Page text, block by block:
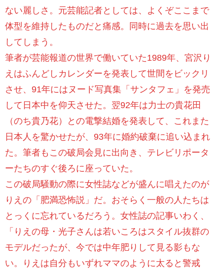
ない麗しさ。元芸能記者としては、よくぞここまで
体型を維持したものだと痛感。同時に過去を思い出
してしまう。
筆者が芸能報道の世界で働いていた1989年、宮沢り
えはふんどしカレンダーを発表して世間をビックリ
させ、91年にはヌード写真集「サンタフェ」を発売
して日本中を仰天させた。翌92年は力士の貴花田
（のち貴乃花）との電撃結婚を発表して、これまた
日本人を驚かせたが、93年に婚約破棄に追い込まれ
た。筆者もこの破局会見に出向き、テレビリポータ
ーたちのすぐ後ろに座っていた。
この破局騒動の際に女性誌などが盛んに唱えたのが
りえの「肥満恐怖説」だ。おそらく一般の人たちは
とっくに忘れているだろう。女性誌の記事いわく、
「りえの母・光子さんは若いころはスタイル抜群の
モデルだったが、今では中年肥りして見る影もな
い。りえは自分もいずれママのように太ると警戒